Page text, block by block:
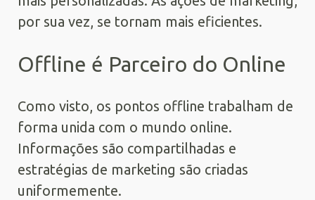
por sua vez, se tornam mais eficientes.
Offline é Parceiro do Online
Como visto, os pontos offline trabalham de
forma unida com o mundo online.
Informações são compartilhadas e
estratégias de marketing são criadas
uniformemente.